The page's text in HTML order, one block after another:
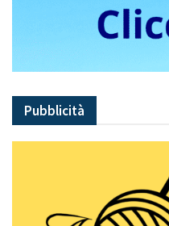
Pubblicità